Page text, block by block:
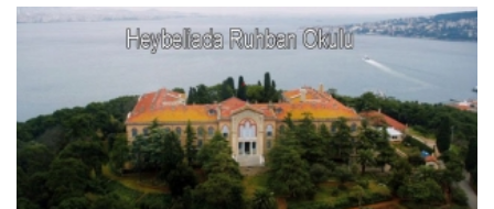
OLANIN ÖZETİ!.
HÜSEYİN MOVİT
HÜSEYİN MOVİT ABİMİZİN SON
PAYLAŞIMLARI